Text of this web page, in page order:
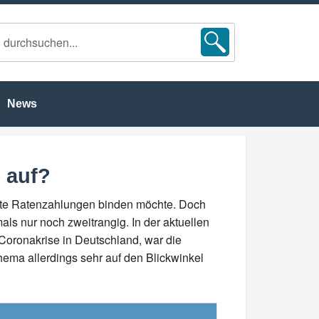
News
auf?
Ratenzahlungen binden möchte. Doch
nur noch zweitrangig. In der aktuellen
in Deutschland, war die
allerdings sehr auf den Blickwinkel